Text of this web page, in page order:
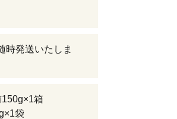
時発送いたしま
150g×1箱
袋